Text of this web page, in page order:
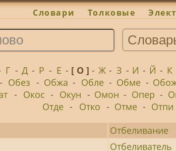
Словари Толковые
Г - Д - Р - Е - [ О ]- Ж - З - И - Й - К
- Обез - Обжа - Обле - Обме -
- Окос - Окун - Омон - Опер -
Отде - Отко - Отме - Отпи
Отбеливание
Отбеливатель